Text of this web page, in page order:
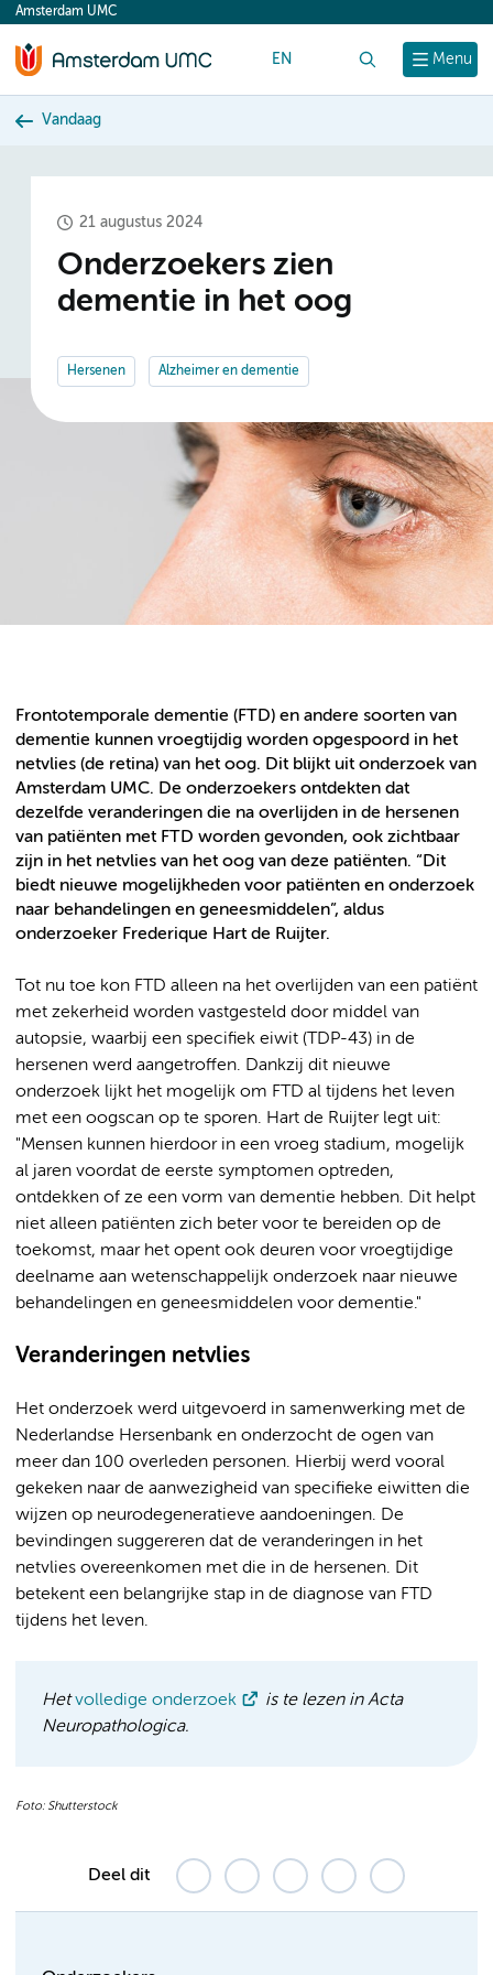
content
Menu
Amsterdam UMC
EN
Vandaag
21 augustus 2024
Onderzoekers zien
dementie in het oog
Hersenen Alzheimer en dementie
Frontotemporale dementie (FTD) en andere soorten van
dementie kunnen vroegtijdig worden opgespoord in het
netvlies (de retina) van het oog. Dit blijkt uit onderzoek van
Amsterdam UMC. De onderzoekers ontdekten dat
dezelfde veranderingen die na overlijden in de hersenen
van patiënten met FTD worden gevonden, ook zichtbaar
zijn in het netvlies van het oog van deze patiënten. “Dit
biedt nieuwe mogelijkheden voor patiënten en onderzoek
naar behandelingen en geneesmiddelen”, aldus
onderzoeker Frederique Hart de Ruijter.
Tot nu toe kon FTD alleen na het overlijden van een patiënt
met zekerheid worden vastgesteld door middel van
autopsie, waarbij een specifiek eiwit (TDP-43) in de
hersenen werd aangetroffen. Dankzij dit nieuwe
onderzoek lijkt het mogelijk om FTD al tijdens het leven
met een oogscan op te sporen. Hart de Ruijter legt uit:
"Mensen kunnen hierdoor in een vroeg stadium, mogelijk
al jaren voordat de eerste symptomen optreden,
ontdekken of ze een vorm van dementie hebben. Dit helpt
niet alleen patiënten zich beter voor te bereiden op de
toekomst, maar het opent ook deuren voor vroegtijdige
deelname aan wetenschappelijk onderzoek naar nieuwe
behandelingen en geneesmiddelen voor dementie."
Veranderingen netvlies
Het onderzoek werd uitgevoerd in samenwerking met de
Nederlandse Hersenbank en onderzocht de ogen van
meer dan 100 overleden personen. Hierbij werd vooral
gekeken naar de aanwezigheid van specifieke eiwitten die
wijzen op neurodegeneratieve aandoeningen. De
bevindingen suggereren dat de veranderingen in het
netvlies overeenkomen met die in de hersenen. Dit
betekent een belangrijke stap in de diagnose van FTD
tijdens het leven.
Hetvolledige onderzoek
is te lezen in Acta
Neuropathologica.
Foto: Shutterstock
Deel dit